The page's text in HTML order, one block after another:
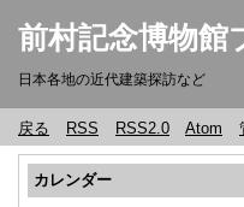
前村記念博物館
日本各地の近代建築探訪など
戻る RSS RSS2.0 Atom
カレンダー